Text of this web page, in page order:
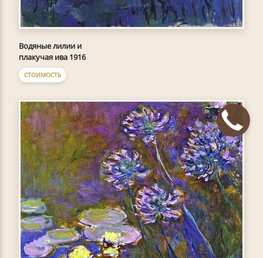
Водяные лилии и
плакучая ива 1916
СТОИМОСТЬ